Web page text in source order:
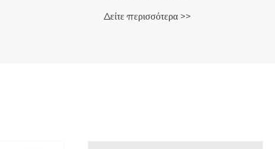
Δείτε περισσότερα >>